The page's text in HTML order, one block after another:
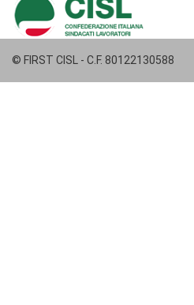
© FIRST CISL - C.F. 80122130588